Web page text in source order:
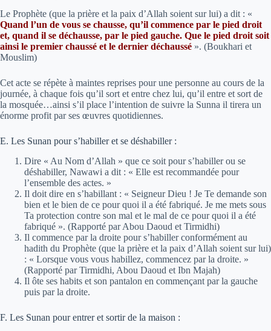
Le Prophète (que la prière et la paix d’Allah soient sur lui) a dit : «
Quand l’un de vous se chausse, qu’il commence par le pied droit
et, quand il se déchausse, par le pied gauche. Que le pied droit soit
ainsi le premier chaussé et le dernier déchaussé ». (Boukhari et
Mouslim)
Cet acte se répète à maintes reprises pour une personne au cours de la
journée, à chaque fois qu’il sort et entre chez lui, qu’il entre et sort de
la mosquée…ainsi s’il place l’intention de suivre la Sunna il tirera un
énorme profit par ses œuvres quotidiennes.
E. Les Sunan pour s’habiller et se déshabiller :
Dire « Au Nom d’Allah » que ce soit pour s’habiller ou se
déshabiller, Nawawi a dit : « Elle est recommandée pour
l’ensemble des actes. »
Il doit dire en s’habillant : « Seigneur Dieu ! Je Te demande son
bien et le bien de ce pour quoi il a été fabriqué. Je me mets sous
Ta protection contre son mal et le mal de ce pour quoi il a été
fabriqué ». (Rapporté par Abou Daoud et Tirmidhi)
Il commence par la droite pour s’habiller conformément au
hadith du Prophète (que la prière et la paix d’Allah soient sur lui)
: « Lorsque vous vous habillez, commencez par la droite. »
(Rapporté par Tirmidhi, Abou Daoud et Ibn Majah)
Il ôte ses habits et son pantalon en commençant par la gauche
puis par la droite.
F. Les Sunan pour entrer et sortir de la maison :